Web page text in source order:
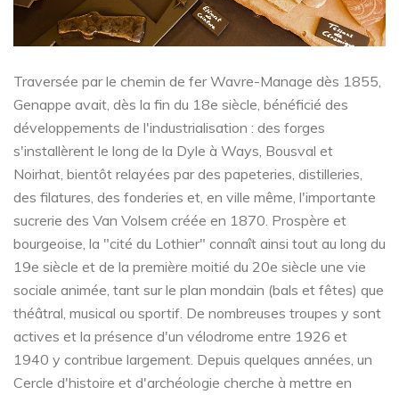
Traversée par le chemin de fer Wavre-Manage dès 1855,
Genappe avait, dès la fin du 18e siècle, bénéficié des
développements de l'industrialisation : des forges
s'installèrent le long de la Dyle à Ways, Bousval et
Noirhat, bientôt relayées par des papeteries, distilleries,
des filatures, des fonderies et, en ville même, l'importante
sucrerie des Van Volsem créée en 1870. Prospère et
bourgeoise, la "cité du Lothier" connaît ainsi tout au long du
19e siècle et de la première moitié du 20e siècle une vie
sociale animée, tant sur le plan mondain (bals et fêtes) que
théâtral, musical ou sportif. De nombreuses troupes y sont
actives et la présence d'un vélodrome entre 1926 et
1940 y contribue largement. Depuis quelques années, un
Cercle d'histoire et d'archéologie cherche à mettre en